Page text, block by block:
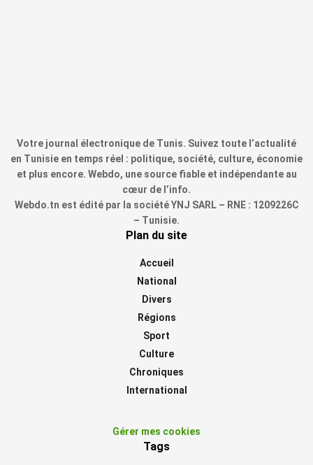
Votre journal électronique de Tunis. Suivez toute l’actualité
en Tunisie en temps réel : politique, société, culture, économie
et plus encore. Webdo, une source fiable et indépendante au
cœur de l’info.
Webdo.tn est édité par la société YNJ SARL – RNE : 1209226C
– Tunisie.
Plan du site
Accueil
National
Divers
Régions
Sport
Culture
Chroniques
International
Gérer mes cookies
Tags